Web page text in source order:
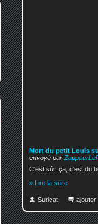
Mort du petit Louis
envoyé par
C'est sûr, ça, c'est du
» Lire la suite
Suricat ajouter